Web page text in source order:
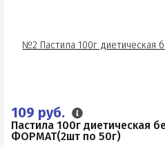
109 руб.
Пастила 100г диетическая
ФОРМАТ(2шт по 50г)